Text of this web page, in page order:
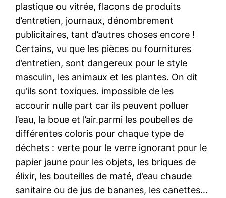
plastique ou vitrée, flacons de produits
d’entretien, journaux, dénombrement
publicitaires, tant d’autres choses encore !
Certains, vu que les pièces ou fournitures
d’entretien, sont dangereux pour le style
masculin, les animaux et les plantes. On dit
qu’ils sont toxiques. impossible de les
accourir nulle part car ils peuvent polluer
l’eau, la boue et l’air.parmi les poubelles de
différentes coloris pour chaque type de
déchets : verte pour le verre ignorant pour le
papier jaune pour les objets, les briques de
élixir, les bouteilles de maté, d’eau chaude
sanitaire ou de jus de bananes, les canettes…